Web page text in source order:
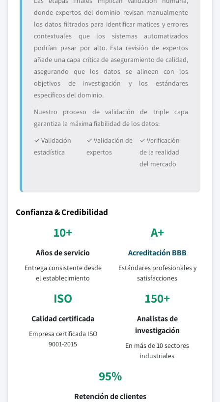
donde expertos del dominio revisan manualmente
los datos filtrados para identificar matices y errores
contextuales que los sistemas automatizados
podrían pasar por alto. Esta revisión de expertos
añade una capa crítica de aseguramiento de calidad,
asegurando que los datos se alineen con los
objetivos de investigación y los estándares
específicos del dominio.
Nuestro proceso de validación de triple capa
garantiza la máxima fiabilidad de los datos:
✓ Validación
estadística
✓ Validación de
expertos
✓ Verificación
de la realidad
del mercado
Confianza & Credibilidad
10+
Años de servicio
Entrega consistente desde
el establecimiento
A+
Acreditación BBB
Estándares profesionales y
satisfacciones
ISO
Calidad certificada
Empresa certificada ISO
9001-2015
150+
Analistas de
investigación
En más de 10 sectores
industriales
95%
Retención de clientes